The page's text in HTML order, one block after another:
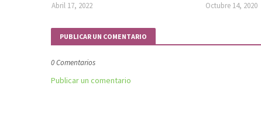
Abril 17, 2022
Octubre 14, 2020
PUBLICAR UN COMENTARIO
0 Comentarios
Publicar un comentario